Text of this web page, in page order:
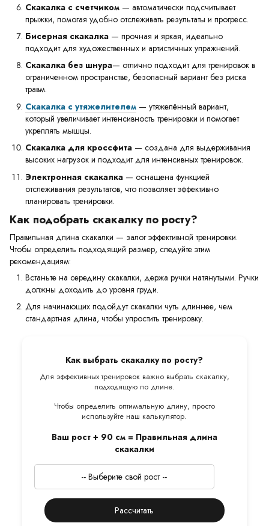
Скакалка с счетчиком — автоматически подсчитывает
прыжки, помогая удобно отслеживать результаты и прогресс.
Бисерная скакалка — прочная и яркая, идеально
подходит для художественных и артистичных упражнений.
Скакалка без шнура— отлично подходит для тренировок в
ограниченном пространстве, безопасный вариант без риска
травм.
Скакалка с утяжелителем — утяжелённый вариант,
который увеличивает интенсивность тренировки и помогает
укреплять мышцы.
Скакалка для кроссфита — создана для выдерживания
высоких нагрузок и подходит для интенсивных тренировок.
Электронная скакалка — оснащена функцией
отслеживания результатов, что позволяет эффективно
планировать тренировки.
Как подобрать скакалку по росту?
Правильная длина скакалки — залог эффективной тренировки.
Чтобы определить подходящий размер, следуйте этим
рекомендациям:
Встаньте на середину скакалки, держа ручки натянутыми. Ручки
должны доходить до уровня груди.
Для начинающих подойдут скакалки чуть длиннее, чем
стандартная длина, чтобы упростить тренировку.
Как выбрать скакалку по росту?
Для эффективных тренировок важно выбрать скакалку,
подходящую по длине.
Чтобы определить оптимальную длину, просто
используйте наш калькулятор.
Ваш рост + 90 см = Правильная длина
скакалки
Рассчитать